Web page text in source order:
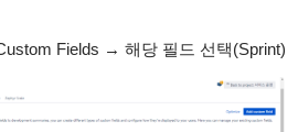
Fields → 해당 필드 선택(Sprint)